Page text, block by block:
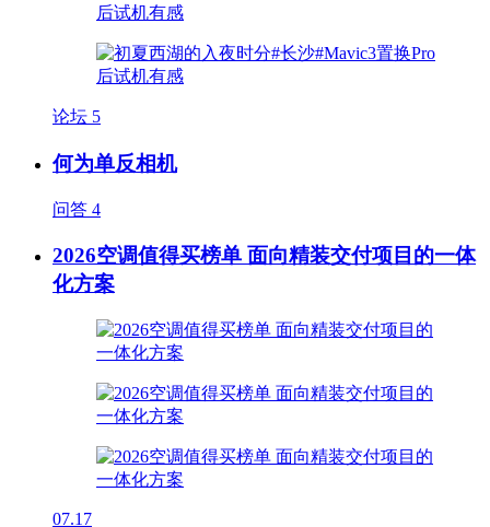
论坛 5
何为单反相机
问答 4
2026空调值得买榜单 面向精装交付项目的一体
化方案
07.17